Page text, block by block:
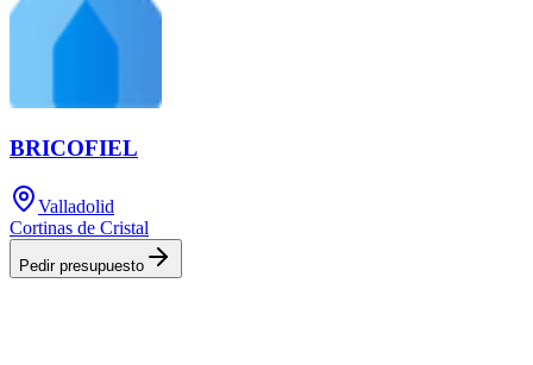
BRICOFIEL
Valladolid
Cortinas de Cristal
Pedir presupuesto